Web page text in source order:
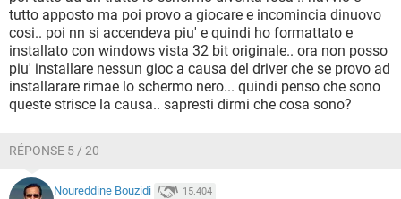
tutto apposto ma poi provo a giocare e incomincia dinuovo
cosi.. poi nn si accendeva piu' e quindi ho formattato e
installato con windows vista 32 bit originale.. ora non posso
piu' installare nessun gioc a causa del driver che se provo ad
installarare rimae lo schermo nero... quindi penso che sono
queste strisce la causa.. sapresti dirmi che cosa sono?
RÉPONSE 5 / 20
Noureddine Bouzidi 15.404